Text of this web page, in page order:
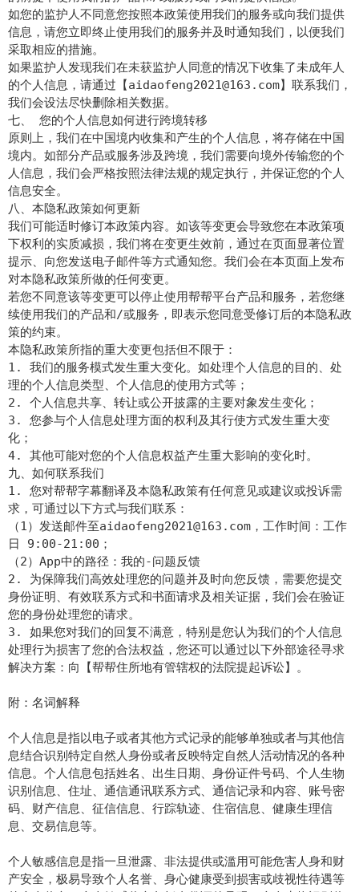
如您的监护人不同意您按照本政策使用我们的服务或向我们提供
信息，请您立即终止使用我们的服务并及时通知我们，以便我们
采取相应的措施。
如果监护人发现我们在未获监护人同意的情况下收集了未成年人
的个人信息，请通过【aidaofeng2021@163.com】联系我们，
我们会设法尽快删除相关数据。
七、 您的个人信息如何进行跨境转移
原则上，我们在中国境内收集和产生的个人信息，将存储在中国
境内。如部分产品或服务涉及跨境，我们需要向境外传输您的个
人信息，我们会严格按照法律法规的规定执行，并保证您的个人
信息安全。
八、本隐私政策如何更新
我们可能适时修订本政策内容。如该等变更会导致您在本政策项
下权利的实质减损，我们将在变更生效前，通过在页面显著位置
提示、向您发送电子邮件等方式通知您。我们会在本页面上发布
对本隐私政策所做的任何变更。
若您不同意该等变更可以停止使用帮帮平台产品和服务，若您继
续使用我们的产品和/或服务，即表示您同意受修订后的本隐私政
策的约束。
本隐私政策所指的重大变更包括但不限于：
1. 我们的服务模式发生重大变化。如处理个人信息的目的、处
理的个人信息类型、个人信息的使用方式等；
2. 个人信息共享、转让或公开披露的主要对象发生变化；
3. 您参与个人信息处理方面的权利及其行使方式发生重大变
化；
4. 其他可能对您的个人信息权益产生重大影响的变化时。
九、如何联系我们
1. 您对帮帮字幕翻译及本隐私政策有任何意见或建议或投诉需
求，可通过以下方式与我们联系：
（1）发送邮件至aidaofeng2021@163.com，工作时间：工作
日 9:00-21:00；
（2）App中的路径：我的-问题反馈
2. 为保障我们高效处理您的问题并及时向您反馈，需要您提交
身份证明、有效联系方式和书面请求及相关证据，我们会在验证
您的身份处理您的请求。
3. 如果您对我们的回复不满意，特别是您认为我们的个人信息
处理行为损害了您的合法权益，您还可以通过以下外部途径寻求
解决方案：向【帮帮住所地有管辖权的法院提起诉讼】。
附：名词解释
个人信息是指以电子或者其他方式记录的能够单独或者与其他信
息结合识别特定自然人身份或者反映特定自然人活动情况的各种
信息。个人信息包括姓名、出生日期、身份证件号码、个人生物
识别信息、住址、通信通讯联系方式、通信记录和内容、账号密
码、财产信息、征信信息、行踪轨迹、住宿信息、健康生理信
息、交易信息等。
个人敏感信息是指一旦泄露、非法提供或滥用可能危害人身和财
产安全，极易导致个人名誉、身心健康受到损害或歧视性待遇等